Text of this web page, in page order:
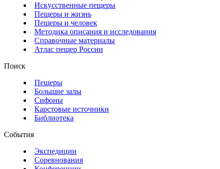
Искусственные пещеры
Пещеры и жизнь
Пещеры и человек
Методика описания и исследования
Справочные материалы
Атлас пещер России
Поиск
Пещеры
Большие залы
Сифоны
Карстовые источники
Библиотека
События
Экспедиции
Соревнования